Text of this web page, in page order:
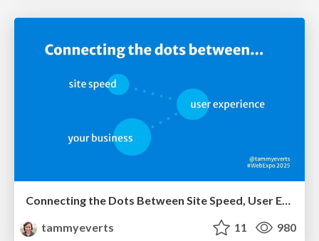
Connecting the Dots Between Site Speed, User Experience & Your Business [WebExpo 2025]
tammyeverts
11 980